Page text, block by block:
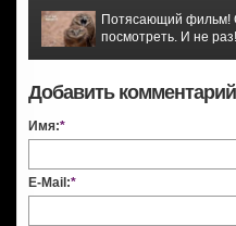
Потясающий фильм!
посмотреть. И не раз!
Добавить комментарий
Имя:*
E-Mail:*